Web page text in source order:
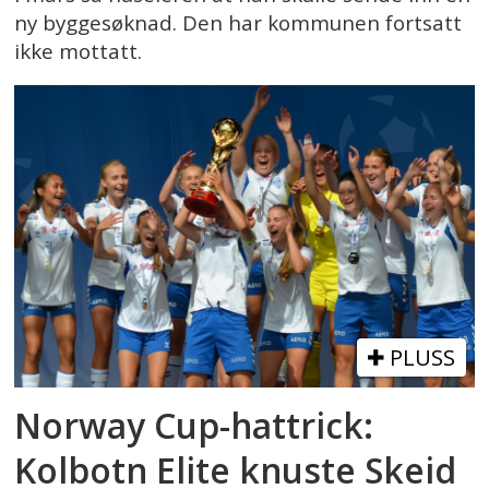
ny byggesøknad. Den har kommunen fortsatt
ikke mottatt.
PLUSS
Norway Cup-hattrick:
Kolbotn Elite knuste Skeid